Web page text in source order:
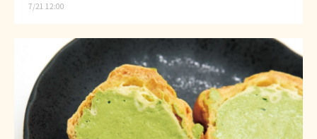
7/21 12:00